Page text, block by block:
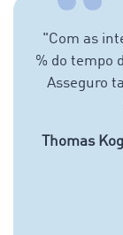
"Com as
% do tempo
Asseguro
Thomas